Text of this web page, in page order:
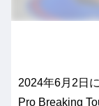
2024年6月2日
Pro Breaking